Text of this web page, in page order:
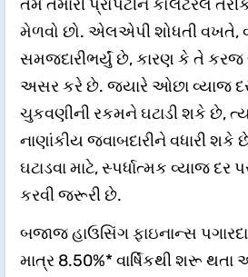
તમે તમારી પ્રોપર્ટીને કોલેટરલ
મેળવો છો. એલએપી શોધતી વખતે,
સમજદારીભર્યું છે, કારણ કે તે કરજ
અસર કરે છે. જ્યારે ઓછા વ્યાજ
ચુકવણીની રકમને ઘટાડી શકે છે,
નાણાંકીય જવાબદારીને વધારી શકે
ઘટાડવા માટે, સ્પર્ધાત્મક વ્યાજ દર
કરવી જરૂરી છે.
બજાજ હાઉસિંગ ફાઇનાન્સ
માત્ર 8.50%* વાર્ષિકથી શરૂ થતા